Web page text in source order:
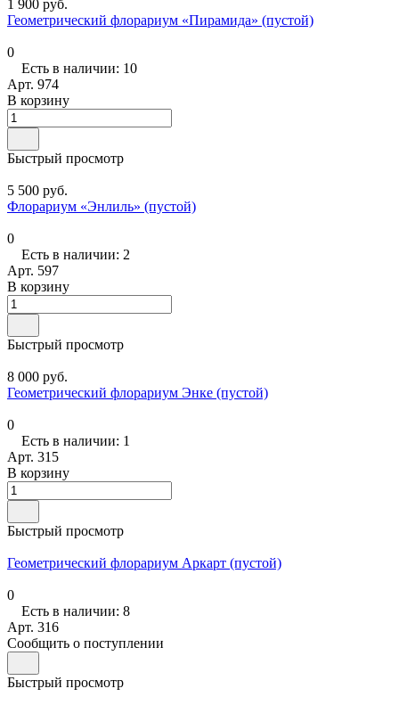
1 900 руб.
Геометрический флорариум «Пирамида» (пустой)
0
Есть в наличии: 10
Арт. 974
В корзину
Быстрый просмотр
5 500 руб.
Флорариум «Энлиль» (пустой)
0
Есть в наличии: 2
Арт. 597
В корзину
Быстрый просмотр
8 000 руб.
Геометрический флорариум Энке (пустой)
0
Есть в наличии: 1
Арт. 315
В корзину
Быстрый просмотр
Геометрический флорариум Аркарт (пустой)
0
Есть в наличии: 8
Арт. 316
Сообщить о поступлении
Быстрый просмотр